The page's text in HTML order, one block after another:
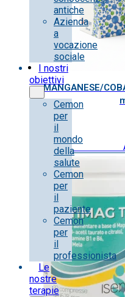
antiche
Azienda
a
vocazione
sociale
I nostri
obiettivi
Cemon
per
il
mondo
della
salute
Cemon
per
il
paziente
Cemon
per
il
professionista
Le
nostre
terapie
MANGANESE/
25.00€ IVA inclusa